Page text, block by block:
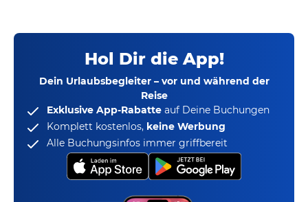
Hol Dir die App!
Dein Urlaubsbegleiter – vor und während der
Reise
Exklusive App-Rabatte auf Deine Buchungen
Komplett kostenlos, keine Werbung
Alle Buchungsinfos immer griffbereit